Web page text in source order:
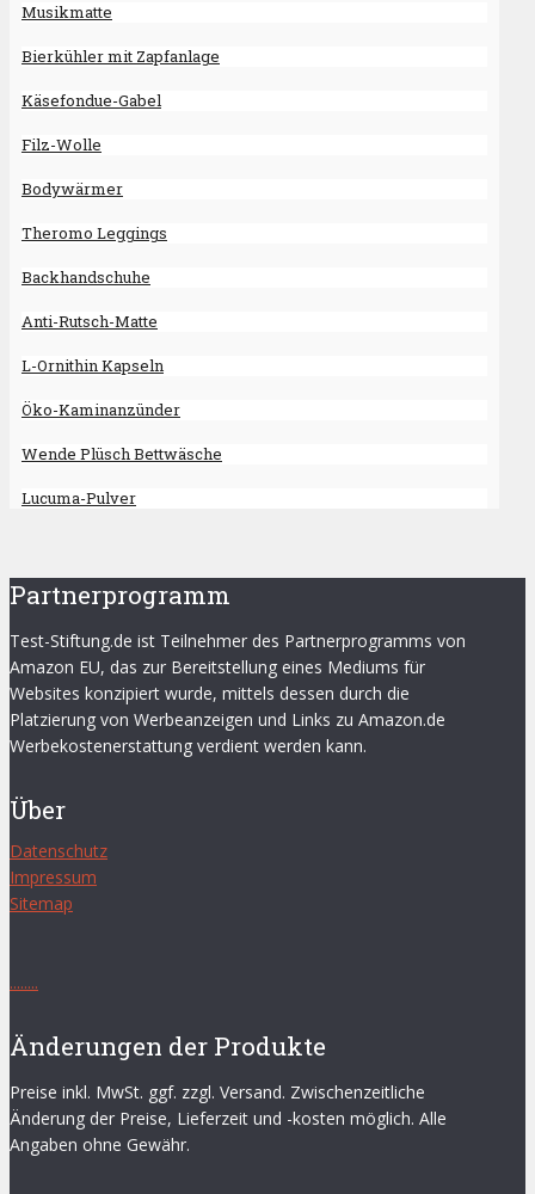
Musikmatte
Bierkühler mit Zapfanlage
Käsefondue-Gabel
Filz-Wolle
Bodywärmer
Theromo Leggings
Backhandschuhe
Anti-Rutsch-Matte
L-Ornithin Kapseln
Öko-Kaminanzünder
Wende Plüsch Bettwäsche
Lucuma-Pulver
Partnerprogramm
Test-Stiftung.de ist Teilnehmer des Partnerprogramms von
Amazon EU, das zur Bereitstellung eines Mediums für
Websites konzipiert wurde, mittels dessen durch die
Platzierung von Werbeanzeigen und Links zu Amazon.de
Werbekostenerstattung verdient werden kann.
Über
Datenschutz
Impressum
Sitemap
........
Änderungen der Produkte
Preise inkl. MwSt. ggf. zzgl. Versand. Zwischenzeitliche
Änderung der Preise, Lieferzeit und -kosten möglich. Alle
Angaben ohne Gewähr.